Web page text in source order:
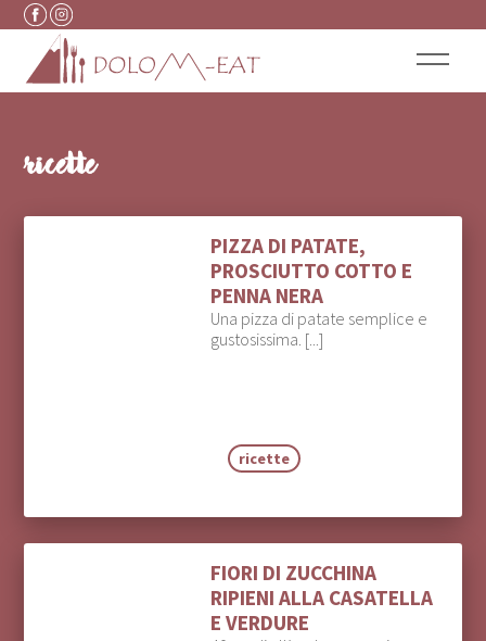
Vai al contenuto
ricette
PIZZA DI PATATE,
PROSCIUTTO COTTO E
PENNA NERA
Una pizza di patate semplice e
gustosissima. [...]
ricette
FIORI DI ZUCCHINA
RIPIENI ALLA CASATELLA
E VERDURE